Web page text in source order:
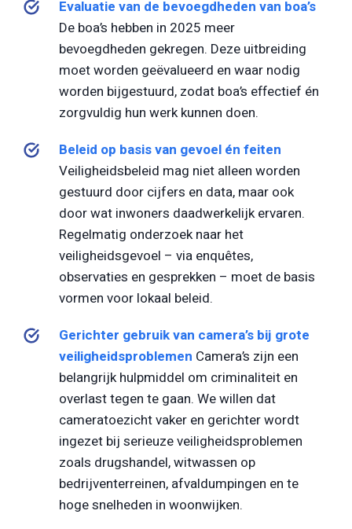
Evaluatie van de bevoegdheden van boa’s
De boa’s hebben in 2025 meer
bevoegdheden gekregen. Deze uitbreiding
moet worden geëvalueerd en waar nodig
worden bijgestuurd, zodat boa’s effectief én
zorgvuldig hun werk kunnen doen.
Beleid op basis van gevoel én feiten
Veiligheidsbeleid mag niet alleen worden
gestuurd door cijfers en data, maar ook
door wat inwoners daadwerkelijk ervaren.
Regelmatig onderzoek naar het
veiligheidsgevoel – via enquêtes,
observaties en gesprekken – moet de basis
vormen voor lokaal beleid.
Gerichter gebruik van camera’s bij grote
veiligheidsproblemen Camera’s zijn een
belangrijk hulpmiddel om criminaliteit en
overlast tegen te gaan. We willen dat
cameratoezicht vaker en gerichter wordt
ingezet bij serieuze veiligheidsproblemen
zoals drugshandel, witwassen op
bedrijventerreinen, afvaldumpingen en te
hoge snelheden in woonwijken.